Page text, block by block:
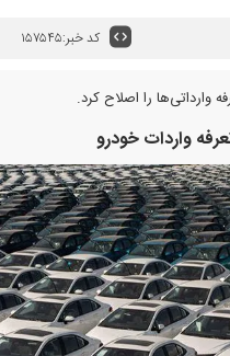
کد خبر:۱۵۷۵۴۵
وارداتی‌ها را اصلاح کرد.
واردات خودرو